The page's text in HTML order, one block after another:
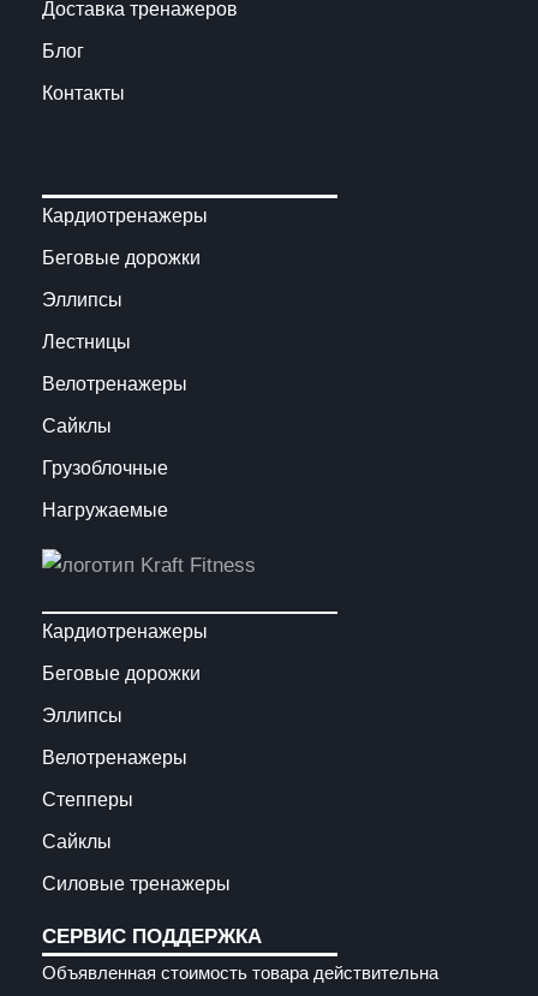
Доставка тренажеров
Блог
Контакты
Кардиотренажеры
Беговые дорожки
Эллипсы
Лестницы
Велотренажеры
Сайклы
Грузоблочные
Нагружаемые
Кардиотренажеры
Беговые дорожки
Эллипсы
Велотренажеры
Степперы
Сайклы
Силовые тренажеры
СЕРВИС ПОДДЕРЖКА
Объявленная стоимость товара действительна